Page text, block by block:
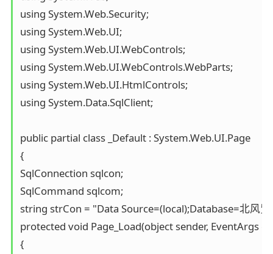
using System.Web.Security;
using System.Web.UI;
using System.Web.UI.WebControls;
using System.Web.UI.WebControls.WebParts;
using System.Web.UI.HtmlControls;
using System.Data.SqlClient;
public partial class _Default : System.Web.UI.Page
{
SqlConnection sqlcon;
SqlCommand sqlcom;
string strCon = "Data Source=(local);Database=北风
protected void Page_Load(object sender, EventArgs e)
{